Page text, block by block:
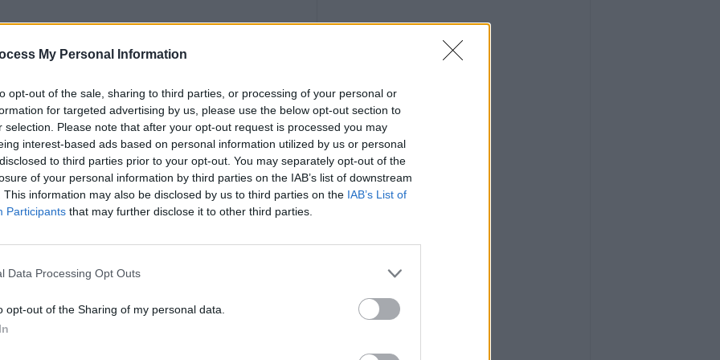
My Personal Information
opt-out of the sale, sharing to third parties, or processing of your personal or
for targeted advertising by us, please use the below opt-out section to
selection. Please note that after your opt-out request is processed you may
interest-based ads based on personal information utilized by us or personal
to third parties prior to your opt-out. You may separately opt-out of the
of your personal information by third parties on the IAB’s list of downstream
This information may also be disclosed by us to third parties on the IAB’s List of
Participants that may further disclose it to other third parties.
Data Processing Opt Outs
opt-out of the Sharing of my personal data.
et de nombreux blessés
quatre personnes ont perdu la vie après avoir
autres invités ont été hospitalisés dans différents
intensifs en raison de la gravité de leur état. Les
comment une simple célébration a pu tourner
médicalement pour évaluer les éventuelles
frelaté
bouteille de tequila
rapidement ciblé la tequila consommée lors de la fête.
toxiques, notamment du méthanol, un alcool
en faibles quantités, le méthanol peut provoquer des